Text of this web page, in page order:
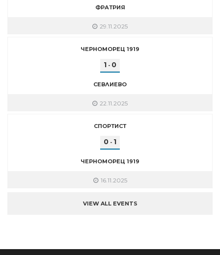
ФРАТРИЯ
29.11.2025
ЧЕРНОМОРЕЦ 1919
1 - 0
СЕВЛИЕВО
22.11.2025
СПОРТИСТ
0 - 1
ЧЕРНОМОРЕЦ 1919
16.11.2025
VIEW ALL EVENTS